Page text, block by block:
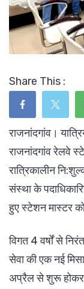
Share This :
राजनांदगांव।
राजनांदगांव रेलवे
रात्रिकालीन
संस्था के
हुए स्टेशन मास्टर
विगत 4 वर्षों से
सेवा की एक नई
अप्रैल से शुरू